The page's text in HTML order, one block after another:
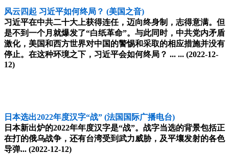
风云四起 习近平如何终局？ (美国之音)
习近平在中共二十大上获得连任，迈向终身制，志得意满。但
是不到一个月就爆发了“白纸革命”。与此同时，中共党内矛盾
激化，美国和西方世界对中国的警惕和采取的相应措施并没有
停止。在这种环境之下，习近平会如何终局？ ... ... (2022-12-
12)
日本选出2022年度汉字“战” (法国国际广播电台)
日本新出炉的2022年年度汉字是“战”。战字当选的背景包括正
在打的俄乌战争，还有台湾受到武力威胁，及平壤发射的各色
导弹... (2022-12-12)